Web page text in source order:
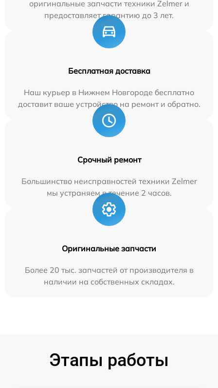
оригинальные запчасти техники Zelmer и
предоставляет гарантию до 3 лет.
Бесплатная доставка
Наш курьер в Нижнем Новгороде бесплатно
доставит ваше устройство на ремонт и обратно.
Срочный ремонт
Большинство неисправностей техники Zelmer
мы устраняем в течение 2 часов.
Оригинальные запчасти
Более 20 тыс. запчастей от производителя в
наличии на собственных складах.
Этапы работы